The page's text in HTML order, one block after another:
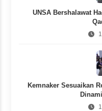
UNSA Bershalawat
Kemnaker Sesuaikan